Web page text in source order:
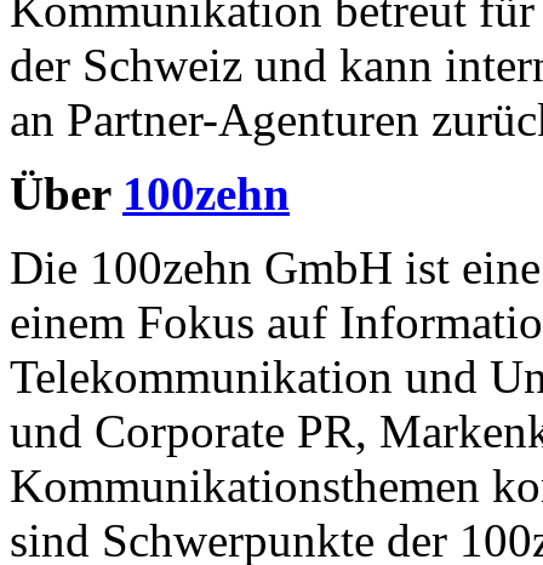
der Schweiz und kann
an Partner-Agenturen
Über 100zehn
Die 100zehn GmbH ist
einem Fokus auf
Telekommunikation und
und Corporate PR,
Kommunikationsthemen
sind Schwerpunkte der